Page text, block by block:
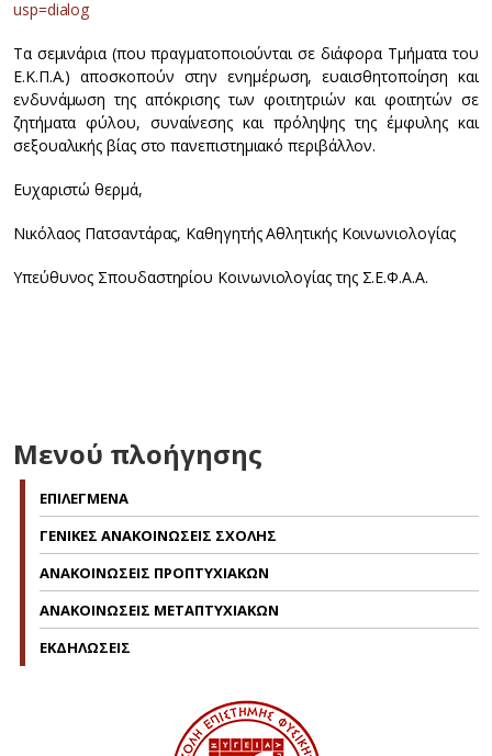
usp=dialog
Τα σεμινάρια (που πραγματοποιούνται σε διάφορα Τμήματα του
Ε.Κ.Π.Α.) αποσκοπούν στην ενημέρωση, ευαισθητοποίηση και
ενδυνάμωση της απόκρισης των φοιτητριών και φοιτητών σε
ζητήματα φύλου, συναίνεσης και πρόληψης της έμφυλης και
σεξουαλικής βίας στο πανεπιστημιακό περιβάλλον.
Ευχαριστώ θερμά,
Νικόλαος Πατσαντάρας, Καθηγητής Αθλητικής Κοινωνιολογίας
Υπεύθυνος Σπουδαστηρίου Κοινωνιολογίας της Σ.Ε.Φ.Α.Α.
Μενού πλοήγησης
ΕΠΙΛΕΓΜΕΝΑ
ΓΕΝΙΚΕΣ ΑΝΑΚΟΙΝΩΣΕΙΣ ΣΧΟΛΗΣ
ΑΝΑΚΟΙΝΩΣΕΙΣ ΠΡΟΠΤΥΧΙΑΚΩΝ
ΑΝΑΚΟΙΝΩΣΕΙΣ ΜΕΤΑΠΤΥΧΙΑΚΩΝ
ΕΚΔΗΛΩΣΕΙΣ